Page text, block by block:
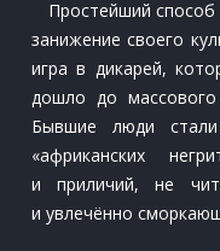
Простейший
занижение своего
игра в дикарей,
дошло до массового
Бывшие люди
«африканских
и приличий, не
и увлечённо